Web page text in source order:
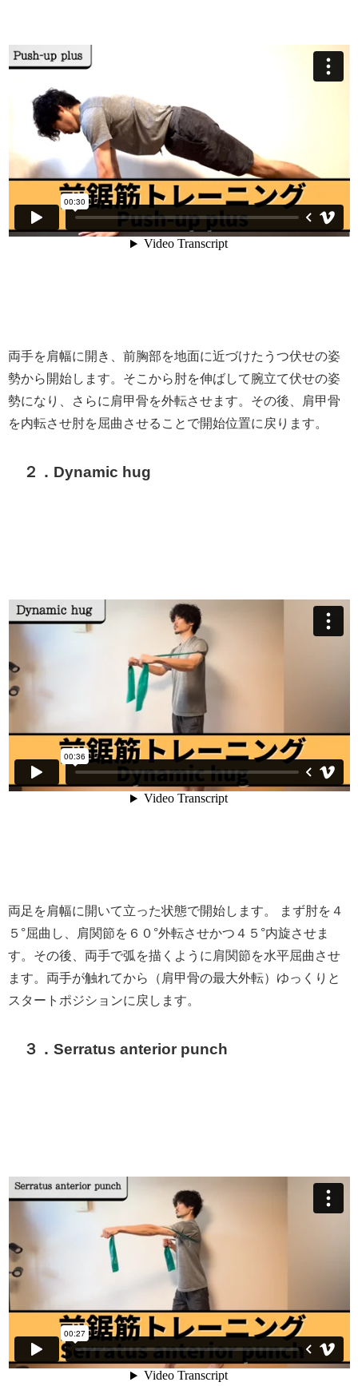
両手を肩幅に開き、前胸部を地面に近づけたうつ伏せの姿
勢から開始します。そこから肘を伸ばして腕立て伏せの姿
勢になり、さらに肩甲骨を外転させます。その後、肩甲骨
を内転させ肘を屈曲させることで開始位置に戻ります。
２．Dynamic hug
両足を肩幅に開いて立った状態で開始します。 まず肘を４
５°屈曲し、肩関節を６０°外転させかつ４５°内旋させま
す。その後、両手で弧を描くように肩関節を水平屈曲させ
ます。両手が触れてから（肩甲骨の最大外転）ゆっくりと
スタートポジションに戻します。
３．Serratus anterior punch